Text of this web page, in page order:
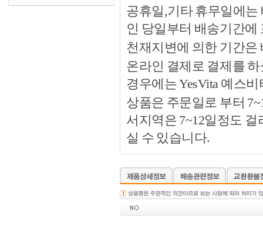
공휴일,기타 휴무일에
인 당일부터 배송기간에
천재지변에 의한 기간
온라인 결제로 결제를
경우에는 YesVita 예스
상품은 주문일로 부터
서지역은 7~12일정도
실 수 있습니다.